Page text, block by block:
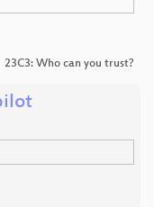
23C3: Who can you trust?